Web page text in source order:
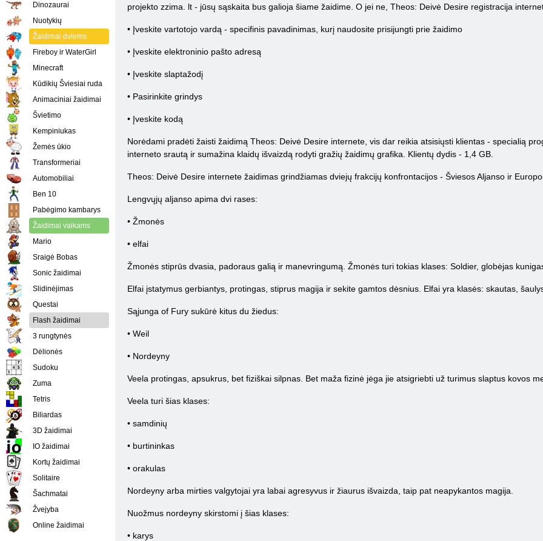
projekto zzima. lt - jūsų sąskaita bus galioja šiame žaidime. O jei ne, Theos: Deivė Desire registracija
• Įveskite vartotojo vardą - specifinis pavadinimas, kurį naudosite prisijungti prie žaidimo
• Įveskite elektroninio pašto adresą
• Įveskite slaptažodį
• Pasirinkite grindys
• Įveskite kodą
Norėdami pradėti žaisti žaidimą Theos: Deivė Desire internete, vis dar reikia atsisiųsti klientas - specialią
interneto srautą ir sumažina klaidų išvaizdą rodyti gražių žaidimų grafika. Klientų dydis - 1,4 GB.
Theos: Deivė Desire internete žaidimas grindžiamas dviejų frakcijų konfrontacijos - Šviesos Aljanso ir
Lengvųjų aljanso apima dvi rases:
• Žmonės
• elfai
Žmonės stiprūs dvasia, padoraus galią ir manevringumą. Žmonės turi tokias klases: Soldier, globėjas
Elfai įstatymus gerbiantys, protingas, stiprus magija ir sekite gamtos dėsnius. Elfai yra klasės: skautas,
Sąjunga of Fury sukūrė kitus du žiedus:
• Weil
• Nordeyny
Veela protingas, apsukrus, bet fiziškai silpnas. Bet maža fizinė jėga jie atsigriebti už turimus slaptus kovos
Veela turi šias klases:
• samdinių
• burtininkas
• orakulas
Nordeyny arba mirties valgytojai yra labai agresyvus ir žiaurus išvaizda, taip pat neapykantos magija.
Nuožmus nordeyny skirstomi į šias klases:
• karys
Dinozaurai
Nuotykių
Žaidimai dviems
Fireboy ir WaterGirl
Minecraft
Kūdikių Šviesiai ruda
Animaciniai žaidimai
Švietimo
Kempiniukas
Žemės ūkio
Transformeriai
Automobiliai
Ben 10
Pabėgimo kambarys
Žaidimai vaikams
Mario
Sraigė Bobas
Sonic žaidimai
Slidinėjimas
Questai
Flash žaidimai
3 rungtynės
Dėlionės
Sudoku
Zuma
Tetris
Biliardas
3D žaidimai
IO žaidimai
Kortų žaidimai
Solitaire
Šachmatai
Žvejyba
Online žaidimai